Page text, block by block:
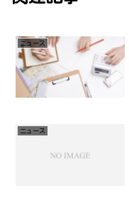
ニュース
ニュース